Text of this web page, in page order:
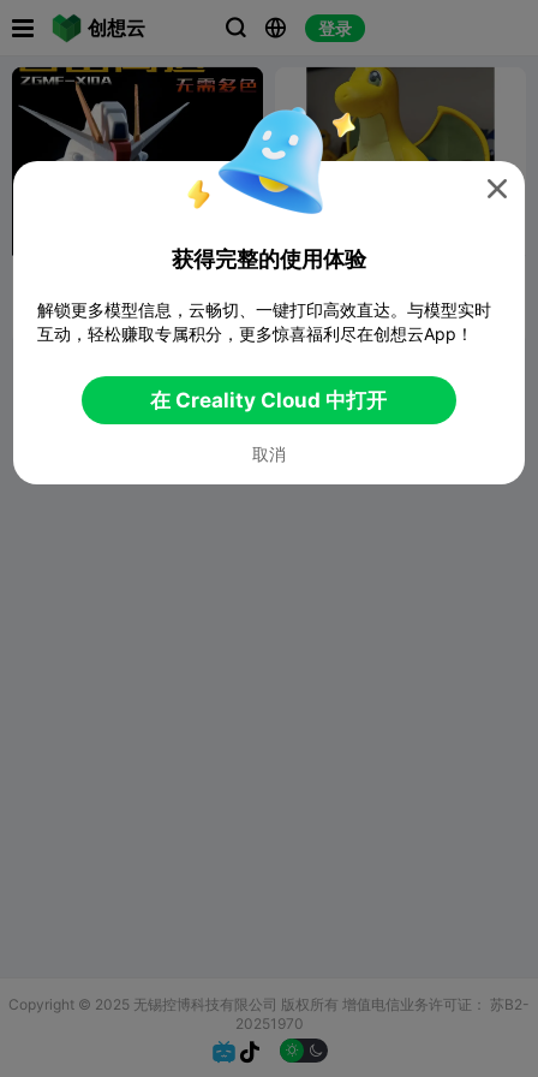
创想云   登录

自由高达头雕 分色分件
黑方狼灭  988 35
口袋妖怪 149快龙 25cm
亮仔 4
Copyright © 2025 无锡控博科技有限公司 版权所有 增值电信业务许可证： 苏B2-
20251970
 

获得完整的使用体验
解锁更多模型信息，云畅切、一键打印高效直达。与模型实时
互动，轻松赚取专属积分，更多惊喜福利尽在创想云App！
在 Creality Cloud 中打开
取消